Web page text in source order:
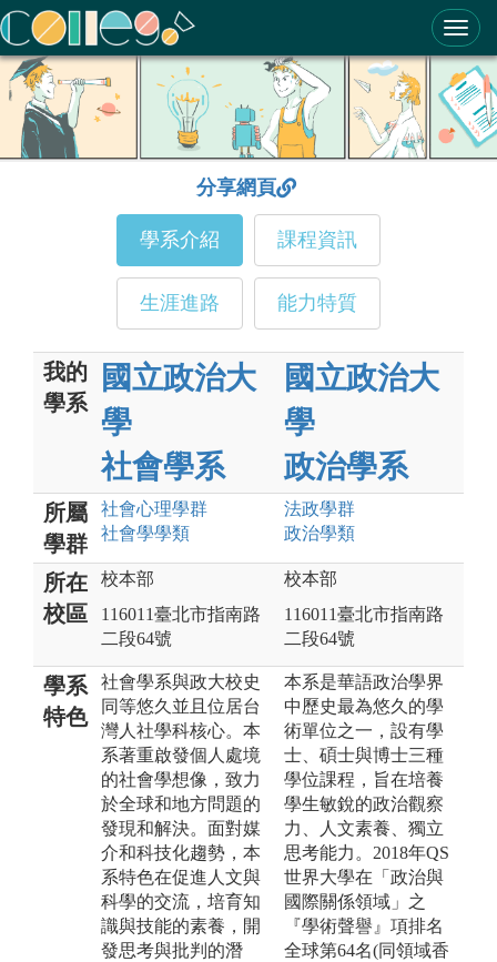
ColleGo! 大學選才與高中育才輔助系統
分享網頁
學系介紹 課程資訊
生涯進路 能力特質
我的
學系
國立政治大
學
社會學系
國立政治大
學
政治學系
所屬
學群
社會心理學群
社會學學類
法政學群
政治學類
所在
校區
校本部
116011臺北市指南路
二段64號
校本部
116011臺北市指南路
二段64號
學系
特色
社會學系與政大校史
同等悠久並且位居台
灣人社學科核心。本
系著重啟發個人處境
的社會學想像，致力
於全球和地方問題的
發現和解決。面對媒
介和科技化趨勢，本
系特色在促進人文與
科學的交流，培育知
識與技能的素養，開
發思考與批判的潛
本系是華語政治學界
中歷史最為悠久的學
術單位之一，設有學
士、碩士與博士三種
學位課程，旨在培養
學生敏銳的政治觀察
力、人文素養、獨立
思考能力。2018年QS
世界大學在「政治與
國際關係領域」之
『學術聲譽』項排名
全球第64名(同領域香